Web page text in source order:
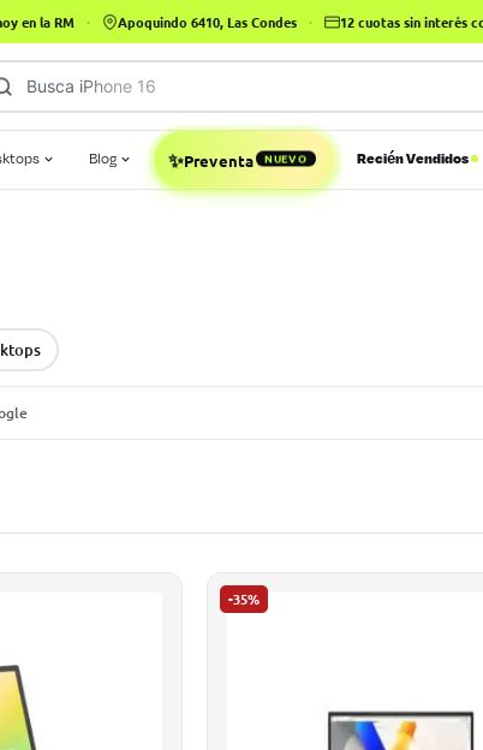
en la RM · Apoquindo 6410, Las Condes · 12 cuotas sin interés
Busca iPhone 16
Blog ✨Preventa NUEVO Recién Vendidos
-35%